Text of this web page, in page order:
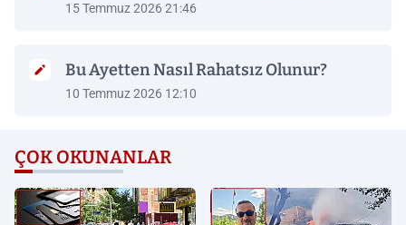
15 Temmuz 2026 21:46
Bu Ayetten Nasıl Rahatsız Olunur?
10 Temmuz 2026 12:10
ÇOK OKUNANLAR